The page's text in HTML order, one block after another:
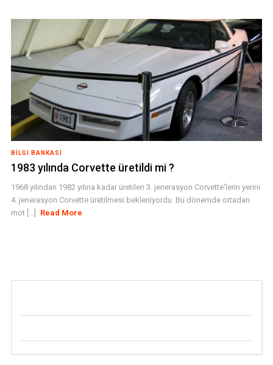
BILGI BANKASI
1983 yılında Corvette üretildi mi ?
1968 yılından 1982 yılına kadar üretilen 3. jenerasyon Corvette'lerin yerini
4. jenerasyon Corvette üretilmesi bekleniyordu. Bu dönemde ortadan
mot [...]
Read More